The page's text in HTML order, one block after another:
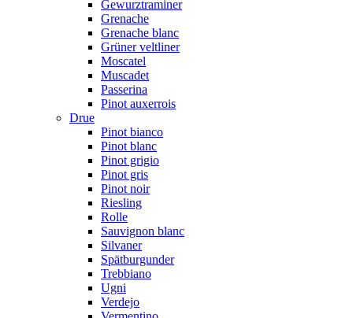
Gewurztraminer
Grenache
Grenache blanc
Grüner veltliner
Moscatel
Muscadet
Passerina
Pinot auxerrois
Drue
Pinot bianco
Pinot blanc
Pinot grigio
Pinot gris
Pinot noir
Riesling
Rolle
Sauvignon blanc
Silvaner
Spätburgunder
Trebbiano
Ugni
Verdejo